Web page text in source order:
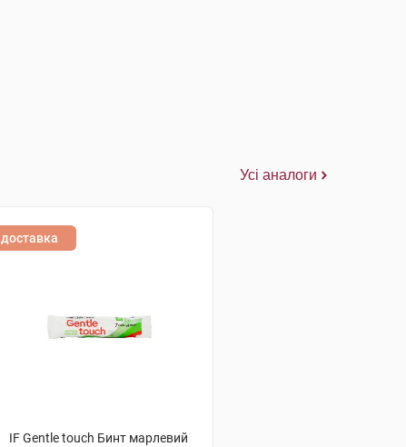
Усі аналоги
доставка
IF Gentle touch Бинт марлевий